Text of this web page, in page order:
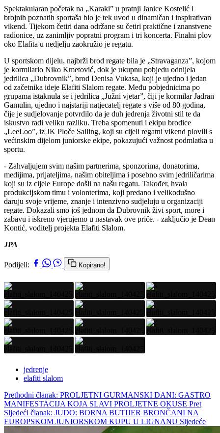
Spektakularan početak na „Karaki” u pratnji Janice Kostelić i
brojnih poznatih sportaša bio je tek uvod u dinamičan i inspirativan
vikend. Tijekom četiri dana održane su četiri praktične i znanstvene
radionice, uz zanimljiv popratni program i tri koncerta. Finalni plov
oko Elafita u nedjelju zaokružio je regatu.
U sportskom dijelu, najbrži brod regate bila je „Stravaganza”, kojom
je kormilario Niko Kmetović, dok je ukupnu pobjedu odnijela
jedrilica „Dubrovnik”, brod Denisa Vukasa, koji je ujedno i jedan
od začetnika ideje Elafiti Slalom regate. Među pobjednicima po
grupama istaknula se i jedrilica „Južni vjetar”, čiji je kormilar Jadran
Gamulin, ujedno i najstariji natjecatelj regate s više od 80 godina,
čije je sudjelovanje potvrdilo da je duh jedrenja životni stil te da
iskustvo radi veliku razliku. Treba spomenuti i ekipu brodice
„LeeLoo”, iz JK Ploče Sailing, koji su cijeli regatni vikend plovili s
većinskim dijelom juniorske ekipe, pokazujući važnost podmlatka u
sportu.
- Zahvaljujem svim našim partnerima, sponzorima, donatorima,
medijima, prijateljima, našim obiteljima i posebno svim jedriličarima
koji su iz cijele Europe došli na našu regatu. Također, hvala
produkcijskom timu i volonterima, koji predano i velikodušno
daruju svoje vrijeme, znanje i intenzivno sudjeluju u organizaciji
regate. Dokazali smo još jednom da Dubrovnik živi sport, more i
zabavu i iskreno vjerujemo u nastavak ove priče. - zaključio je Dean
Kontić, voditelj projekta Elafiti Slalom.
JPA
Podijeli: Kopirano!
jedrenje
elafiti slalom
Prethodni članak: PROLJETNI GURMANSKI DANI: GASTRO
MANIFESTACIJA KOJA SLAVI PROLJETNE OKUSE Pret
Sljedeći članak: JUDO: BORNA BUTIJER BRONČANI NA
EUROPSKOM JUNIORSKOM KUPU U LIGNANU Sljedeće